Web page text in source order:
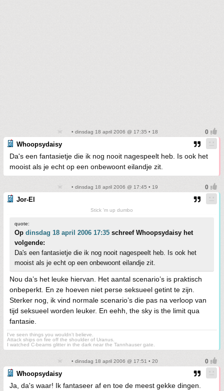
• dinsdag 18 april 2006 @ 17:35 • 18
Whoopsydaisy
Da's een fantasietje die ik nog nooit nagespeelt heb. Is ook het
mooist als je echt op een onbewoont eilandje zit.
• dinsdag 18 april 2006 @ 17:45 • 19
Jor-El
Stick 'm up dumbo
quote:
Op dinsdag 18 april 2006 17:35 schreef Whoopsydaisy het
volgende:
Da's een fantasietje die ik nog nooit nagespeelt heb. Is ook het
mooist als je echt op een onbewoont eilandje zit.
Nou da’s het leuke hiervan. Het aantal scenario’s is praktisch
onbeperkt. En ze hoeven niet perse seksueel getint te zijn.
Sterker nog, ik vind normale scenario’s die pas na verloop van
tijd seksueel worden leuker. En eehh, the sky is the limit qua
fantasie.
I've seen things you wouldn't believe.
Attack ships on fire off the shoulder of Uranus.
I watched C-beams glitter in the dark near the Tannhauser gate.
• dinsdag 18 april 2006 @ 17:51 • 20
Whoopsydaisy
Ja, da's waar! Ik fantaseer af en toe de meest gekke dingen.